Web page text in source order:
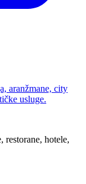
aranžmane, city
usluge.
hotele,